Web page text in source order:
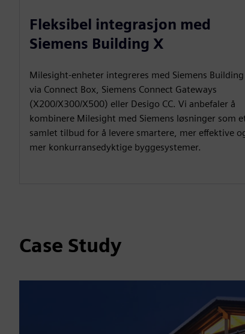
Fleksibel integrasjon med
Siemens Building X
Milesight-enheter integreres med Siemens Building
via Connect Box, Siemens Connect Gateways
(X200/X300/X500) eller Desigo CC. Vi anbefaler å
kombinere Milesight med Siemens løsninger som
samlet tilbud for å levere smartere, mer effektive
mer konkurransedyktige byggesystemer.
Case Study